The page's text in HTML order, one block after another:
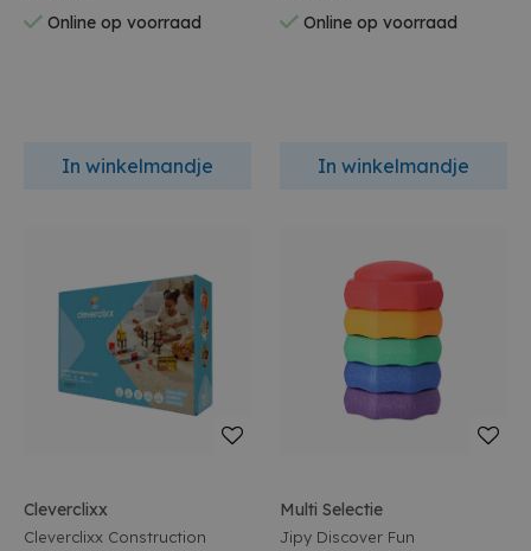
Online op voorraad
In winkelmandje
Online op voorraad
In winkelmandje
Cleverclixx
Cleverclixx Construction
Multi Selectie
Jipy Discover Fun